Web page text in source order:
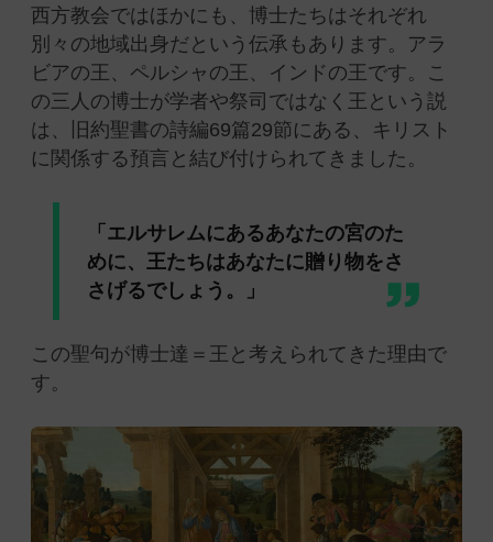
西方教会ではほかにも、博士たちはそれぞれ
別々の地域出身だという伝承もあります。アラ
ビアの王、ペルシャの王、インドの王です。こ
の三人の博士が学者や祭司ではなく王という説
は、旧約聖書の詩編69篇29節にある、キリスト
に関係する預言と結び付けられてきました。
「エルサレムにあるあなたの宮のた
めに、王たちはあなたに贈り物をさ
さげるでしょう。」
この聖句が博士達＝王と考えられてきた理由で
す。